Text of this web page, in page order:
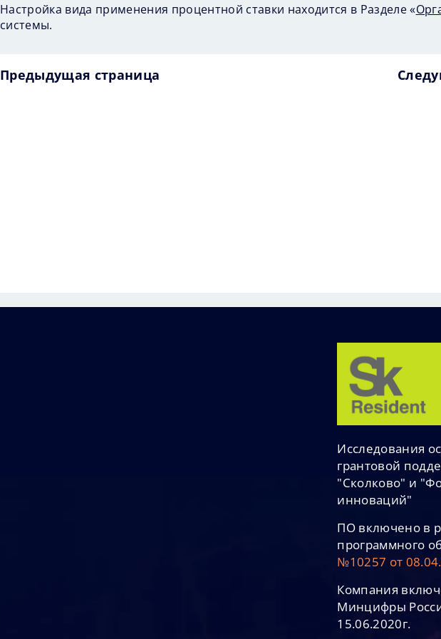
Настройка вида применения процентной ставки находится в Разделе «
системы.
Предыдущая страница
Исследования
грантовой
"Сколково" и
инноваций"
ПО включено в
программного
№10257 от
Компания
Минцифры
15.06.2020г.